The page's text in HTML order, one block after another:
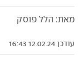
מאת: הלל פוסק
עודכן 12.02.24 16:43